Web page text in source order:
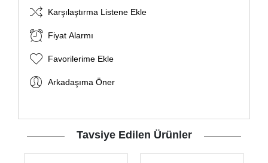
Karşılaştırma Listene Ekle
Fiyat Alarmı
Favorilerime Ekle
Arkadaşıma Öner
Tavsiye Edilen Ürünler